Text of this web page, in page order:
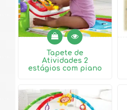
Tapete de
Atividades 2
estágios com piano